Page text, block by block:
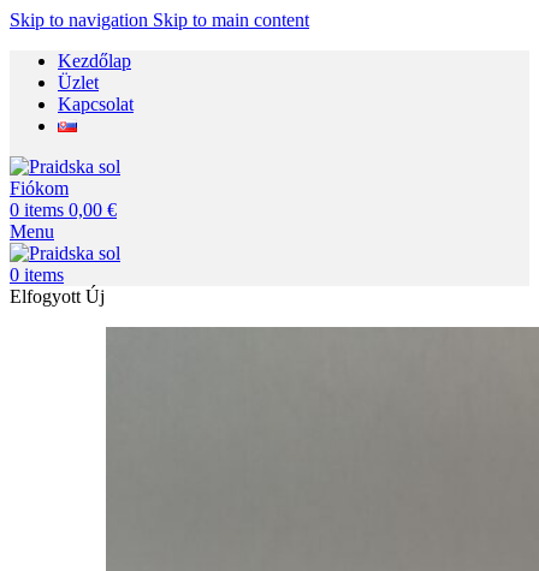
Skip to navigation Skip to main content
Kezdőlap
Üzlet
Kapcsolat
Fiókom
0 items 0,00 €
Menu
0 items
Elfogyott Új